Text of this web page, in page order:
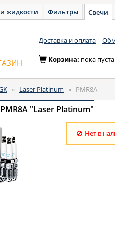
жидкости Фильтры Свечи
Доставка и оплата
Корзина: пока
» Laser Platinum » PMR8A
"Laser Platinum"
Нет в